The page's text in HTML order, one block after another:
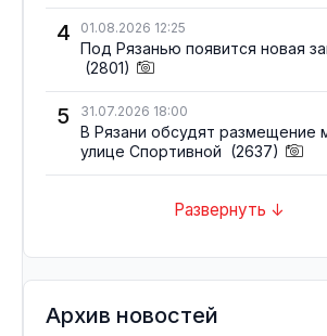
4 01.08.2026 12:25
Под Рязанью появится новая
(2801)
5 31.07.2026 18:00
В Рязани обсудят размещение
улице Спортивной (2637)
Развернуть ↓
Архив новостей